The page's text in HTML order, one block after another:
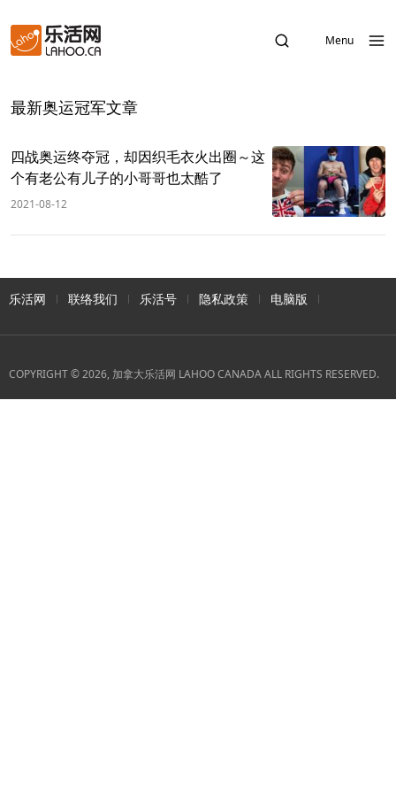
Menu
最新奥运冠军文章
四战奥运终夺冠，却因织毛衣火出圈～这
个有老公有儿子的小哥哥也太酷了
2021-08-12
乐活网 联络我们 乐活号 隐私政策 电脑版
COPYRIGHT © 2026, 加拿大乐活网 LAHOO CANADA ALL RIGHTS RESERVED.